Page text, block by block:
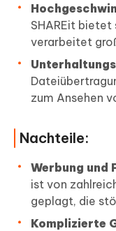
SHAREit bietet
verarbeitet
zum Ansehen
Nachteile:
Werbung und
ist von
geplagt, die
Komplizierte